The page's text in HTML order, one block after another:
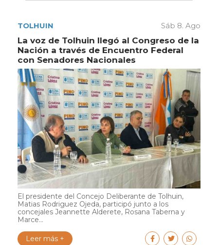
TOLHUIN Sáb 8. Ago
La voz de Tolhuin llegó al Congreso de la
Nación a través de Encuentro Federal
con Senadores Nacionales
El presidente del Concejo Deliberante de Tolhuin,
Matias Rodriguez Ojeda, participó junto a los
concejales Jeannette Alderete, Rosana Taberna y
Marce...
Leer más +